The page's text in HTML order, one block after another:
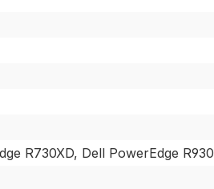
R730XD, Dell PowerEdge R930